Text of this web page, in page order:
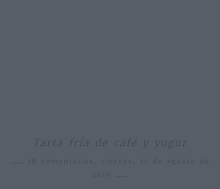
Tarta fría de café y yogur
28 comentarios, viernes, 12 de agosto de
2016